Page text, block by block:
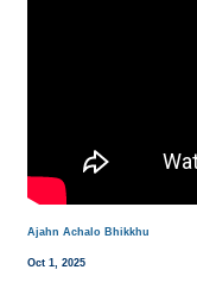
Ajahn Achalo Bhikkhu
Oct 1, 2025